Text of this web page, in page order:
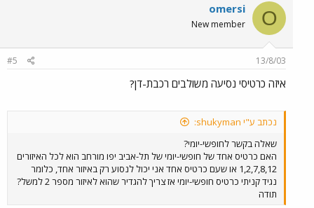
O
omersi
New member
13/8/03
#5
איזה כרטיסי נסיעה משולבים רכבת-דן?
נכתב ע"י shukyman:
שאלה בקשר לחופשי-יומי?
האם כרטיס אחד של חופשי-יומי של תל-אביב יפו מורחב הוא לכל האיזורים
1,2,7,8,12 או שעם כרטיס אחד אני יכול לנסוע רק באיזור אחד, כלומר
נגיד קניתי כרטיס חופשי-יומי אז צריך להגדיר שהוא לאיזור מספר 2 למשל?
תודה